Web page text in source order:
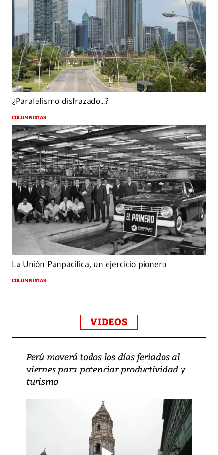
¿Paralelismo disfrazado...?
COLUMNISTAS
La Unión Panpacífica, un ejercicio pionero
COLUMNISTAS
VIDEOS
Perú moverá todos los días feriados al
viernes para potenciar productividad y
turismo